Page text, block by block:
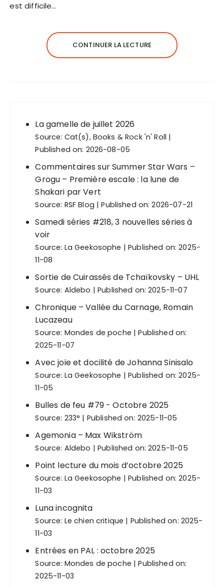
est difficile…
CONTINUER LA LECTURE
La gamelle de juillet 2026
Source: Cat(s), Books & Rock 'n' Roll
Published on: 2026-08-05
Commentaires sur Summer Star Wars –
Grogu – Première escale : la lune de
Shakari par Vert
Source: RSF Blog Published on: 2026-07-21
Samedi séries #218, 3 nouvelles séries à
voir
Source: La Geekosophe
Published on: 2025-
11-08
Sortie de Cuirassés de Tchaïkovsky – UHL
Source: Aldebo Published on: 2025-11-07
Chronique – Vallée du Carnage, Romain
Lucazeau
Source: Mondes de poche
Published on:
2025-11-07
Avec joie et docilité de Johanna Sinisalo
Source: La Geekosophe
Published on: 2025-
11-05
Bulles de feu #79 - Octobre 2025
Source: 233° Published on: 2025-11-05
Agemonia – Max Wikström
Source: Aldebo Published on: 2025-11-05
Point lecture du mois d’octobre 2025
Source: La Geekosophe
Published on: 2025-
11-03
Luna incognita
Source: Le chien critique
Published on: 2025-
11-03
Entrées en PAL : octobre 2025
Source: Mondes de poche
Published on:
2025-11-03